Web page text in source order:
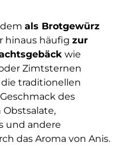
als Brotgewürz
hinaus häufig zur
wie
Zimtsternen
traditionellen
des
Obstsalate,
und andere
das Aroma von Anis.